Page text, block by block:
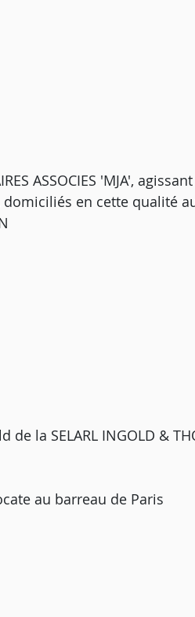
ASSOCIES 'MJA',
en cette qualité
la SELARL INGOLD &
au barreau de Paris